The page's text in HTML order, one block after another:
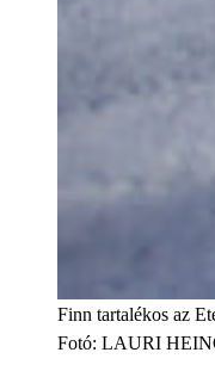
Finn tartalékos az
Fotó: LAURI